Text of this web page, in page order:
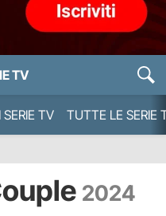
TV
SERIE TV TUTTE LE SERIE
2024